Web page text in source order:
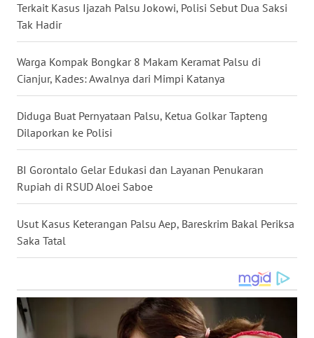
Terkait Kasus Ijazah Palsu Jokowi, Polisi Sebut Dua Saksi
Tak Hadir
Warga Kompak Bongkar 8 Makam Keramat Palsu di
Cianjur, Kades: Awalnya dari Mimpi Katanya
Diduga Buat Pernyataan Palsu, Ketua Golkar Tapteng
Dilaporkan ke Polisi
BI Gorontalo Gelar Edukasi dan Layanan Penukaran
Rupiah di RSUD Aloei Saboe
Usut Kasus Keterangan Palsu Aep, Bareskrim Bakal Periksa
Saka Tatal
WN
KALTIM
WN
SULSEL
WN
GORONTALO
WN
SULUT
WN